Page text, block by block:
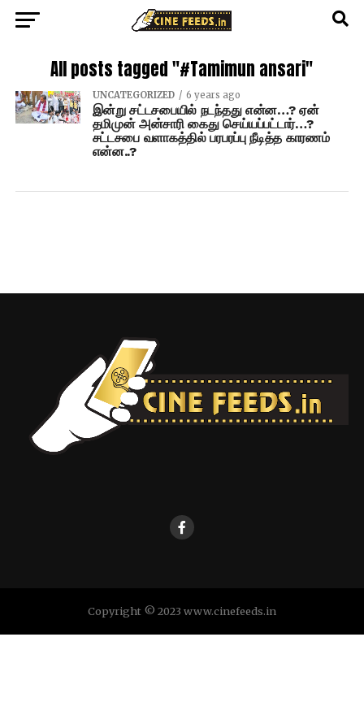
All posts tagged "#Tamimun ansari"
UNCATEGORIZED 6 years ago
இன்று சட்டசபையில் நடந்தது என்ன…? ஏன்
தமிமுன் அன்சாரி கைது செய்யப்பட்டார்…?
சட்டசபை வளாகத்தில் பரபரப்பு நீடித்த காரணம்
என்ன..?
Copyright © 2023 www.cinefeeds.in